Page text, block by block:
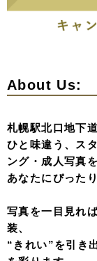
About Us:
札幌駅北口地下
ひと味違う、ス
ング・成人写真
あなたにぴった
写真を一目見れ
装、
“きれい”を引き